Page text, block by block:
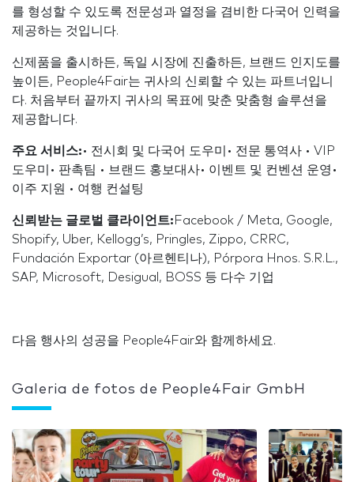
를 형성할 수 있도록 전문성과 열정을 겸비한 다국어 인력을
제공하는 것입니다.
신제품을 출시하든, 독일 시장에 진출하든, 브랜드 인지도를
높이든, People4Fair는 귀사의 신뢰할 수 있는 파트너입니
다. 처음부터 끝까지 귀사의 목표에 맞춘 맞춤형 솔루션을
제공합니다.
주요 서비스:• 전시회 및 다국어 도우미• 전문 통역사 • VIP
도우미• 판촉팀 • 브랜드 홍보대사• 이벤트 및 컨벤션 운영•
이주 지원 • 여행 컨설팅
신뢰받는 글로벌 클라이언트: Facebook / Meta, Google,
Shopify, Uber, Kellogg’s, Pringles, Zippo, CRRC,
Fundación Exportar (아르헨티나), Pórpora Hnos. S.R.L.,
SAP, Microsoft, Desigual, BOSS 등 다수 기업
다음 행사의 성공을 People4Fair와 함께하세요.
Galeria de fotos de People4Fair GmbH